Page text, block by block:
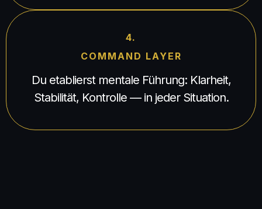
4.
COMMAND LAYER
Du etablierst mentale Führung: Klarheit,
Stabilität, Kontrolle — in jeder Situation.